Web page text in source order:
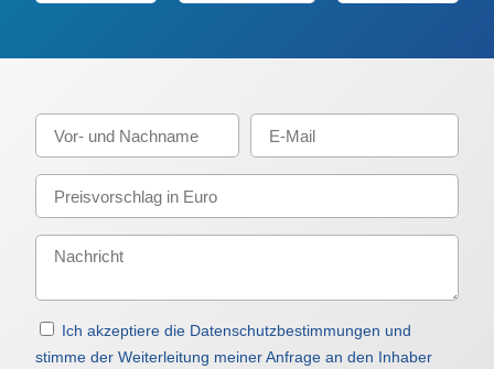
Ich akzeptiere die Datenschutzbestimmungen und
stimme der Weiterleitung meiner Anfrage an den Inhaber